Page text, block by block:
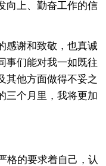
向上、勤奋工作的信
谢和致敬，也真诚
事们能对我一如既往
其他方面做得不妥之
三个月里，我将更加
的要求着自己，认